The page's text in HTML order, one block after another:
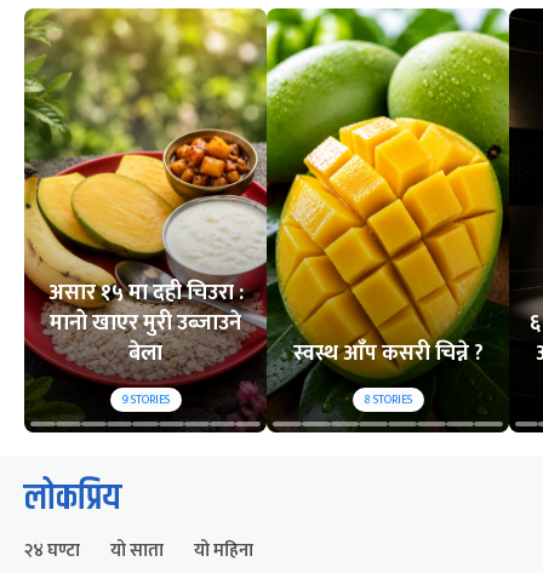
असार १५ मा दही चिउरा :
मानो खाएर मुरी उब्जाउने
बेला
9STORIES
स्वस्थ आँप कसरी चिन्ने ?
8STORIES
लोकप्रिय
२४ घण्टा यो साता यो महिना